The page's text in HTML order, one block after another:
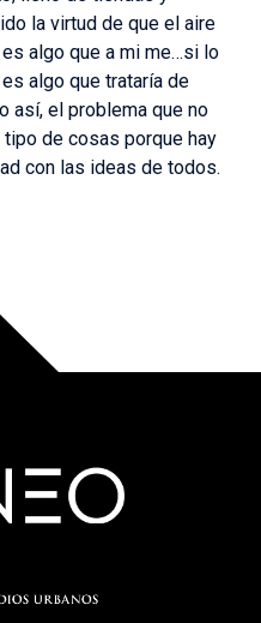
la virtud de que el aire
algo que a mi me…si lo
algo que trataría de
así, el problema que no
de cosas porque hay
con las ideas de todos.